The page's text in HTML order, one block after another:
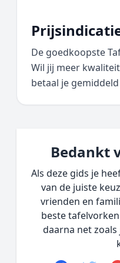
De goedkoopste
Wil jij meer
betaal je
Bedankt
Als deze gids je
van de juiste
vrienden en
beste
daarna net